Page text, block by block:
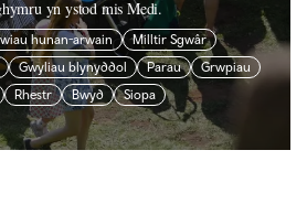
yn ystod mis Medi.
hunan-arwain
Milltir Sgwâr
Gwyliau blynyddol Parau
Grwpiau
Rhestr Bwyd Siopa